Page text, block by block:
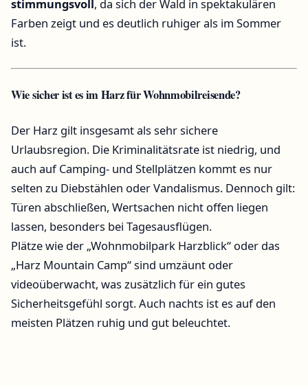
stimmungsvoll , da sich der Wald in spektakulären
Farben zeigt und es deutlich ruhiger als im Sommer
ist.
Wie sicher ist es im Harz für Wohnmobilreisende?
Der Harz gilt insgesamt als sehr sichere
Urlaubsregion. Die Kriminalitätsrate ist niedrig, und
auch auf Camping- und Stellplätzen kommt es nur
selten zu Diebstählen oder Vandalismus. Dennoch gilt:
Türen abschließen, Wertsachen nicht offen liegen
lassen, besonders bei Tagesausflügen.
Plätze wie der „Wohnmobilpark Harzblick“ oder das
„Harz Mountain Camp“ sind umzäunt oder
videoüberwacht, was zusätzlich für ein gutes
Sicherheitsgefühl sorgt. Auch nachts ist es auf den
meisten Plätzen ruhig und gut beleuchtet.